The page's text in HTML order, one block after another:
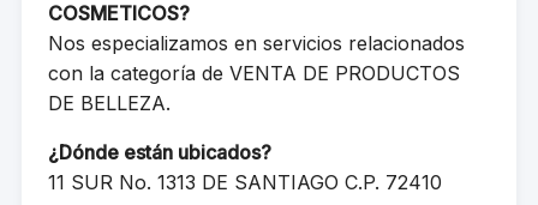
COSMETICOS?
Nos especializamos en servicios relacionados
con la categoría de VENTA DE PRODUCTOS
DE BELLEZA.
¿Dónde están ubicados?
11 SUR No. 1313 DE SANTIAGO C.P. 72410